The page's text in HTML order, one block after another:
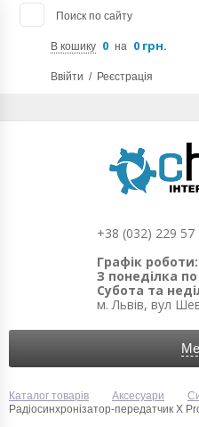
Поиск по сайту
В кошику 0 на 0 грн.
Ввійти / Реєстрація
+38 (032) 229 57
Графік роботи:
З понеділка
Субота та
м. Львів, вул
Каталог товарів Аксесуари
Радіосинхронізатор-передатчик X